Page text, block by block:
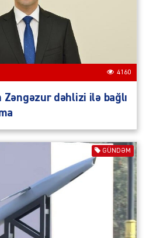
4160
Zəngəzur dəhlizi ilə bağlı
GÜNDƏM